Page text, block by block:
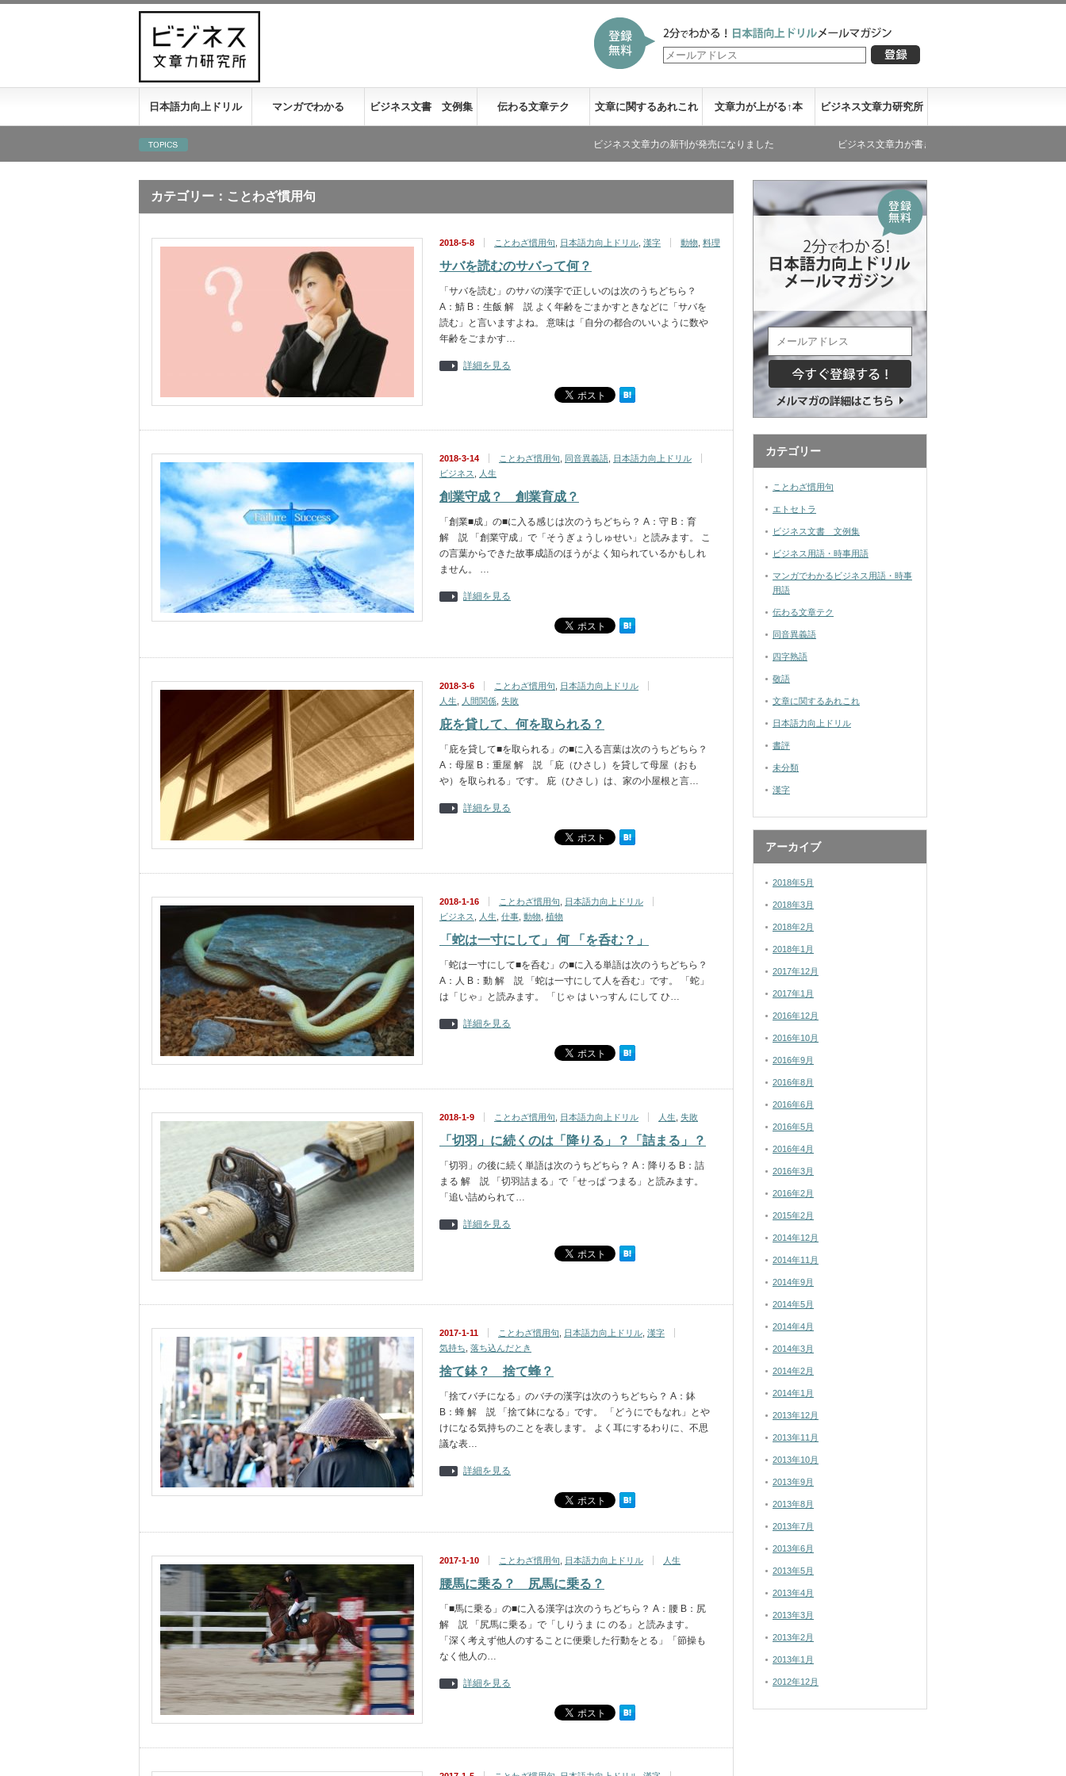
日本語力向上ドリル マンガでわかる ビジネス文書 文例集 伝わる文章テク 文章に関するあれこれ 文章力が上がる↑本 ビジネス文章力研究所
ビジネス文章力の新刊が発売になりました ビジネス文章力が書き下ろした文庫本が発売になりました
カテゴリー：ことわざ慣用句
2018-5-8 ことわざ慣用句 日本語力向上ドリル 漢字 動物 料理
サバを読むのサバって何？
「サバを読む」のサバの漢字で正しいのは次のうちどちら？
A：鯖 B：生飯 解 説 よく年齢をごまかすときなどに「サバを
読む」と言いますよね。 意味は「自分の都合のいいように数や
年齢をごまかす…
詳細を見る
2018-3-14 ことわざ慣用句 同音異義語 日本語力向上ドリル
ビジネス
人生
創業守成？ 創業育成？
「創業■成」の■に入る感じは次のうちどちら？ A：守 B：育
解 説 「創業守成」で「そうぎょうしゅせい」と読みます。 こ
の言葉からできた故事成語のほうがよく知られているかもしれ
ません。 …
詳細を見る
2018-3-6 ことわざ慣用句
日本語力向上ドリル
人生
人間関係 失敗
庇を貸して、何を取られる？
「庇を貸して■を取られる」の■に入る言葉は次のうちどちら？
A：母屋 B：重屋 解 説 「庇（ひさし）を貸して母屋（おも
や）を取られる」です。 庇（ひさし）は、家の小屋根と言…
詳細を見る
2018-1-16 ことわざ慣用句
日本語力向上ドリル
ビジネス
人生 仕事 動物 植物
「蛇は一寸にして」 何 「を呑む？」
「蛇は一寸にして■を呑む」の■に入る単語は次のうちどちら？
A：人 B：動 解 説 「蛇は一寸にして人を呑む」です。 「蛇」
は「じゃ」と読みます。 「じゃ は いっすん にして ひ…
詳細を見る
2018-1-9 ことわざ慣用句 日本語力向上ドリル 人生 失敗
「切羽」に続くのは「降りる」？「詰まる」？
「切羽」の後に続く単語は次のうちどちら？ A：降りる B：詰
まる 解 説 「切羽詰まる」で「せっぱ つまる」と読みます。
「追い詰められて…
詳細を見る
2017-1-11 ことわざ慣用句 日本語力向上ドリル 漢字
気持ち 落ち込んだとき
捨て鉢？ 捨て蜂？
「捨てバチになる」のバチの漢字は次のうちどちら？ A：鉢
B：蜂 解 説 「捨て鉢になる」です。 「どうにでもなれ」とや
けになる気持ちのことを表します。 よく耳にするわりに、不思
議な表…
詳細を見る
2017-1-10 ことわざ慣用句 日本語力向上ドリル 人生
腰馬に乗る？ 尻馬に乗る？
「■馬に乗る」の■に入る漢字は次のうちどちら？ A：腰 B：尻
解 説 「尻馬に乗る」で「しりうま に のる」と読みます。
「深く考えず他人のすることに便乗した行動をとる」「節操も
なく他人の…
詳細を見る
カテゴリー
ことわざ慣用句
エトセトラ
ビジネス文書 文例集
ビジネス用語・時事用語
マンガでわかるビジネス用語・時事
用語
伝わる文章テク
同音異義語
四字熟語
敬語
文章に関するあれこれ
日本語力向上ドリル
書評
未分類
漢字
アーカイブ
2018年5月
2018年3月
2018年2月
2018年1月
2017年12月
2017年1月
2016年12月
2016年10月
2016年9月
2016年8月
2016年6月
2016年5月
2016年4月
2016年3月
2016年2月
2015年2月
2014年12月
2014年11月
2014年9月
2014年5月
2014年4月
2014年3月
2014年2月
2014年1月
2013年12月
2013年11月
2013年10月
2013年9月
2013年8月
2013年7月
2013年6月
2013年5月
2013年4月
2013年3月
2013年2月
2013年1月
2012年12月